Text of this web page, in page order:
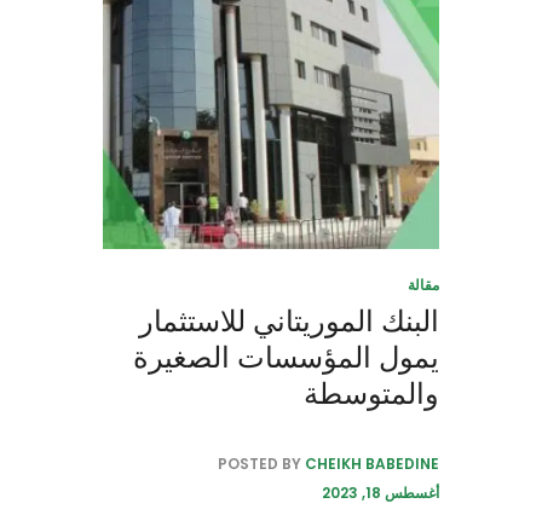
مقالة
البنك الموريتاني للاستثمار
يمول المؤسسات الصغيرة
والمتوسطة
POSTED BY CHEIKH BABEDINE
أغسطس 18, 2023